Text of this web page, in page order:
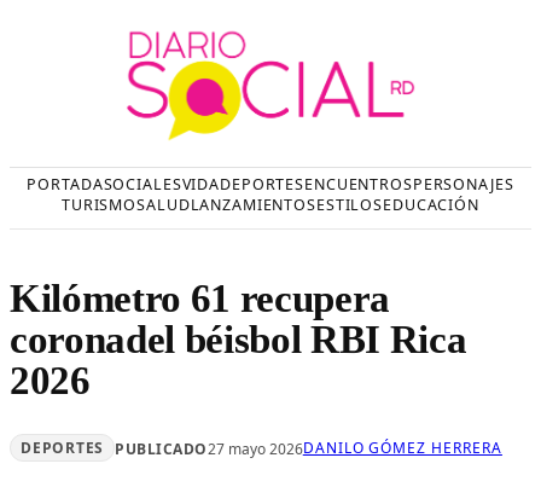
PORTADASOCIALESVIDADEPORTESENCUENTROSPERSONAJES
TURISMOSALUDLANZAMIENTOSESTILOSEDUCACIÓN
Kilómetro 61 recupera
coronadel béisbol RBI Rica
2026
DEPORTES PUBLICADO27 mayo 2026DANILO GÓMEZ HERRERA